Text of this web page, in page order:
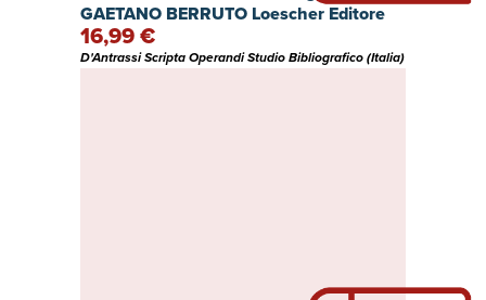
GAETANO BERRUTO Loescher Editore
16,99 €
D'Antrassi Scripta Operandi Studio Bibliografico (Italia)